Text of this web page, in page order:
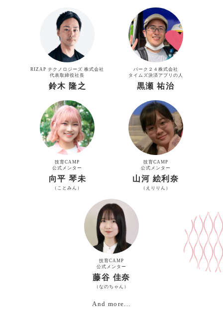
RIZAP テクノロジーズ 株式会社
代表取締役社長
鈴木 隆之
パーク２４株式会社
タイムズ決済アプリの人
黒瀬 祐治
技育CAMP
公式メンター
向平 琴未
（ことみん）
技育CAMP
公式メンター
山河 絵利奈
（えりりん）
技育CAMP
公式メンター
藤谷 佳奈
（なのちゃん）
And more...